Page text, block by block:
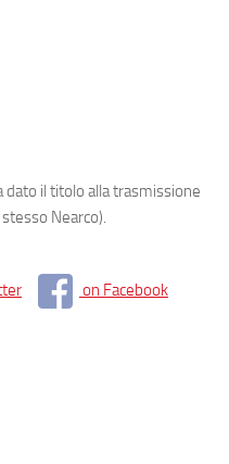
dato il titolo alla trasmissione
Nearco).
on Facebook